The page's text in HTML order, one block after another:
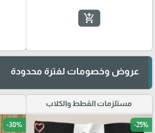
add_shopping_cart
عروض وخصومات لفترة محدودة
مستلزمات القطط والكلاب
favorite_border -25%
-30%